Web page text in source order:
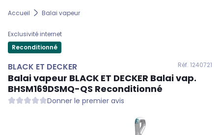
Accueil Balai vapeur
Exclusivité internet
Reconditionné
BLACK ET DECKER Réf. 1240721
Balai vapeur BLACK ET DECKER Balai vap.
BHSM169DSMQ-QS Reconditionné
Donner le premier avis